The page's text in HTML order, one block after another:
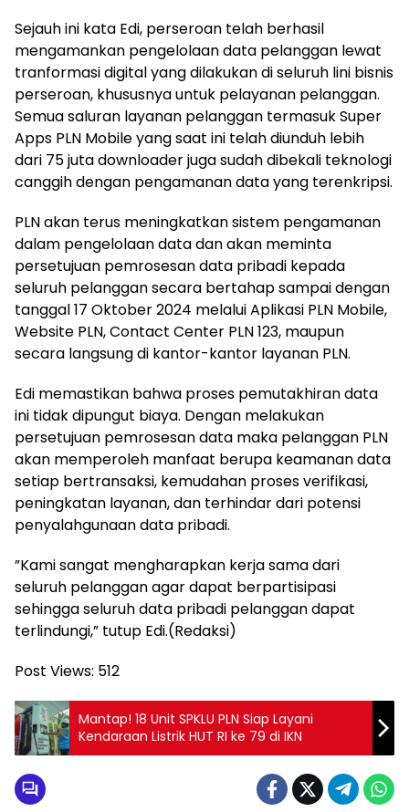
Sejauh ini kata Edi, perseroan telah berhasil
mengamankan pengelolaan data pelanggan lewat
tranformasi digital yang dilakukan di seluruh lini bisnis
perseroan, khususnya untuk pelayanan pelanggan.
Semua saluran layanan pelanggan termasuk Super
Apps PLN Mobile yang saat ini telah diunduh lebih
dari 75 juta downloader juga sudah dibekali teknologi
canggih dengan pengamanan data yang terenkripsi.
PLN akan terus meningkatkan sistem pengamanan
dalam pengelolaan data dan akan meminta
persetujuan pemrosesan data pribadi kepada
seluruh pelanggan secara bertahap sampai dengan
tanggal 17 Oktober 2024 melalui Aplikasi PLN Mobile,
Website PLN, Contact Center PLN 123, maupun
secara langsung di kantor-kantor layanan PLN.
Edi memastikan bahwa proses pemutakhiran data
ini tidak dipungut biaya. Dengan melakukan
persetujuan pemrosesan data maka pelanggan PLN
akan memperoleh manfaat berupa keamanan data
setiap bertransaksi, kemudahan proses verifikasi,
peningkatan layanan, dan terhindar dari potensi
penyalahgunaan data pribadi.
”Kami sangat mengharapkan kerja sama dari
seluruh pelanggan agar dapat berpartisipasi
sehingga seluruh data pribadi pelanggan dapat
terlindungi,” tutup Edi.(Redaksi)
Post Views: 512
Mantap! 18 Unit SPKLU PLN Siap Layani
Kendaraan Listrik HUT RI ke 79 di IKN